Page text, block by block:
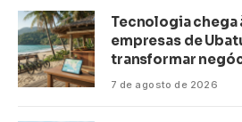
Tecnologia chega
empresas de
transformar
turismo no litoral
7 de agosto de 2026